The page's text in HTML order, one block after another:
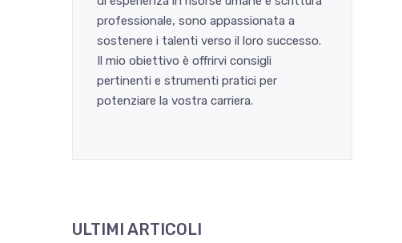
professionale, sono appassionata a
sostenere i talenti verso il loro successo.
Il mio obiettivo è offrirvi consigli
pertinenti e strumenti pratici per
potenziare la vostra carriera.
ULTIMI ARTICOLI